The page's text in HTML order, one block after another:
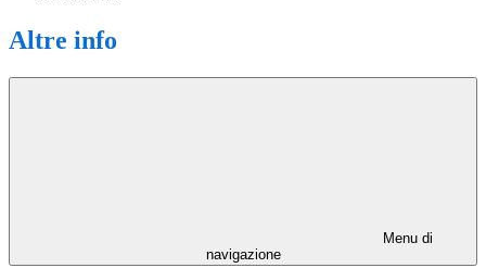
Altre info
Menu di
navigazione